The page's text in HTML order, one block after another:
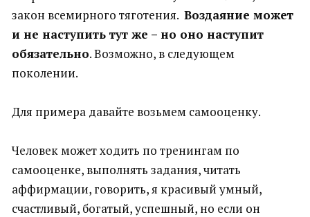
закон всемирного тяготения. Воздаяние может
и не наступить тут же – но оно наступит
обязательно. Возможно, в следующем
поколении.
Для примера давайте возьмем самооценку.
Человек может ходить по тренингам по
самооценке, выполнять задания, читать
аффирмации, говорить, я красивый умный,
счастливый, богатый, успешный, но если он